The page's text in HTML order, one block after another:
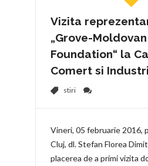
Vizita
„Grove-
Foundation“ la
Comert si
stiri
Vineri, 05 februarie 2016,
Cluj, dl. Stefan Florea
placerea de a primi vizita